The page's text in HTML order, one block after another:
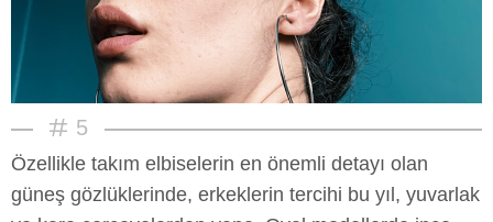
5
Özellikle takım elbiselerin en önemli detayı olan
güneş gözlüklerinde, erkeklerin tercihi bu yıl, yuvarlak